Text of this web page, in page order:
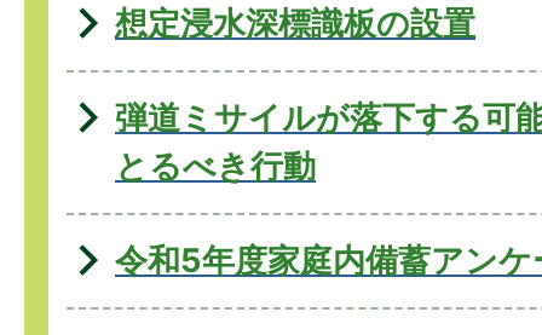
想定浸水深標識板の設置
弾道ミサイルが落下する可
とるべき行動
令和5年度家庭内備蓄アンケ